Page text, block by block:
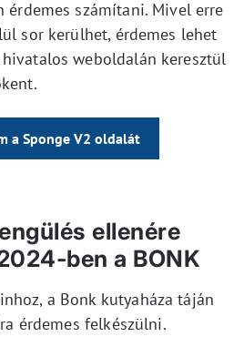
érdemes számítani. Mivel erre
sor kerülhet, érdemes lehet
weboldalán keresztül
a Sponge V2 oldalát
ellenére
ben a BONK
a Bonk kutyaháza táján
érdemes felkészülni.